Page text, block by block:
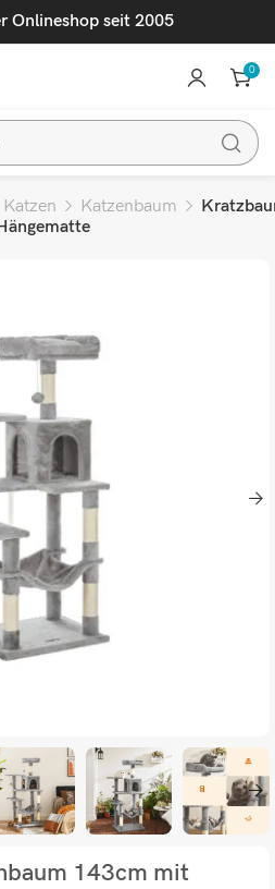
Onlineshop seit 2005
0
Katzen Katzenbaum
143cm mit